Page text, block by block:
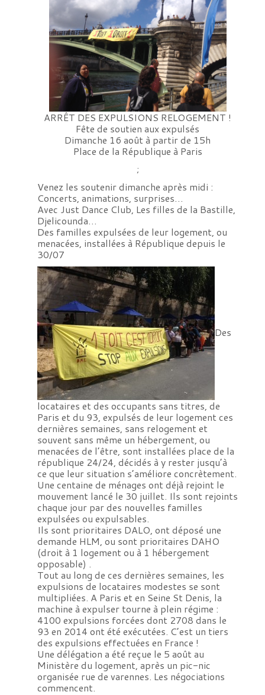
ARRÊT DES EXPULSIONS RELOGEMENT !
Fête de soutien aux expulsés
Dimanche 16 août à partir de 15h
Place de la République à Paris
;
Venez les soutenir dimanche après midi :
Concerts, animations, surprises…
Avec Just Dance Club, Les filles de la Bastille,
Djelicounda…
Des familles expulsées de leur logement, ou
menacées, installées à République depuis le
30/07
Des
locataires et des occupants sans titres, de
Paris et du 93, expulsés de leur logement ces
dernières semaines, sans relogement et
souvent sans même un hébergement, ou
menacées de l’être, sont installées place de la
république 24/24, décidés à y rester jusqu’à
ce que leur situation s’améliore concrètement.
Une centaine de ménages ont déjà rejoint le
mouvement lancé le 30 juillet. Ils sont rejoints
chaque jour par des nouvelles familles
expulsées ou expulsables.
Ils sont prioritaires DALO, ont déposé une
demande HLM, ou sont prioritaires DAHO
(droit à 1 logement ou à 1 hébergement
opposable) .
Tout au long de ces dernières semaines, les
expulsions de locataires modestes se sont
multipliées. A Paris et en Seine St Denis, la
machine à expulser tourne à plein régime :
4100 expulsions forcées dont 2708 dans le
93 en 2014 ont été exécutées. C’est un tiers
des expulsions effectuées en France !
Une délégation a été reçue le 5 août au
Ministère du logement, après un pic-nic
organisée rue de varennes. Les négociations
commencent.